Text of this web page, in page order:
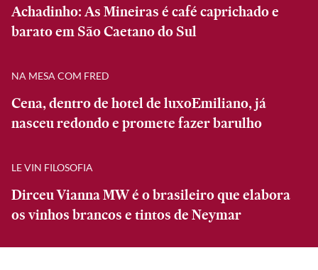
Achadinho: As Mineiras é café caprichado e
barato em São Caetano do Sul
NA MESA COM FRED
Cena, dentro de hotel de luxoEmiliano, já
nasceu redondo e promete fazer barulho
LE VIN FILOSOFIA
Dirceu Vianna MW é o brasileiro que elabora
os vinhos brancos e tintos de Neymar